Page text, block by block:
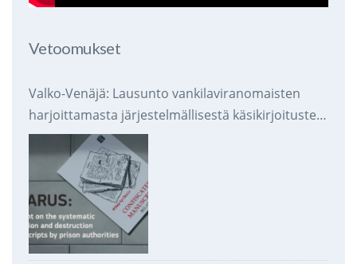
Vetoomukset
Valko-Venäjä: Lausunto vankilaviranomaisten
harjoittamasta järjestelmällisestä käsikirjoitusten
takavarikoinnista ja tuhoamisesta